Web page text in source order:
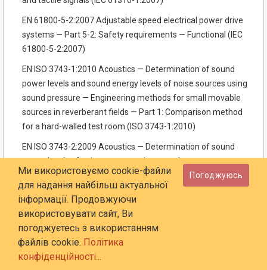
EN 61800-5-2:2007 Adjustable speed electrical power drive
systems — Part 5-2: Safety requirements — Functional (IEC
61800-5-2:2007)
EN ISO 3743-1:2010 Acoustics — Determination of sound
power levels and sound energy levels of noise sources using
sound pressure — Engineering methods for small movable
sources in reverberant fields — Part 1: Comparison method
for a hard-walled test room (ISO 3743-1:2010)
EN ISO 3743-2:2009 Acoustics — Determination of sound
power levels of noise sources using sound pressure —
Engineering methods for small, moveable sources in
reverberant fields — Part 2: Methods for special
reverberation test rooms (ISO 3743-2:1994)
EN ISO 3744:2010 Acoustics — Determination of sound
power levels and sound energy levels of noise sources using
sound pressure — Engineering methods for an essentially
Ми використовуємо cookie-файли
для надання найбільш актуальної
інформації. Продовжуючи
використовувати сайт, Ви
погоджуєтесь з використанням
файлів cookie. Політика
конфіденційності...
Погоджуюсь